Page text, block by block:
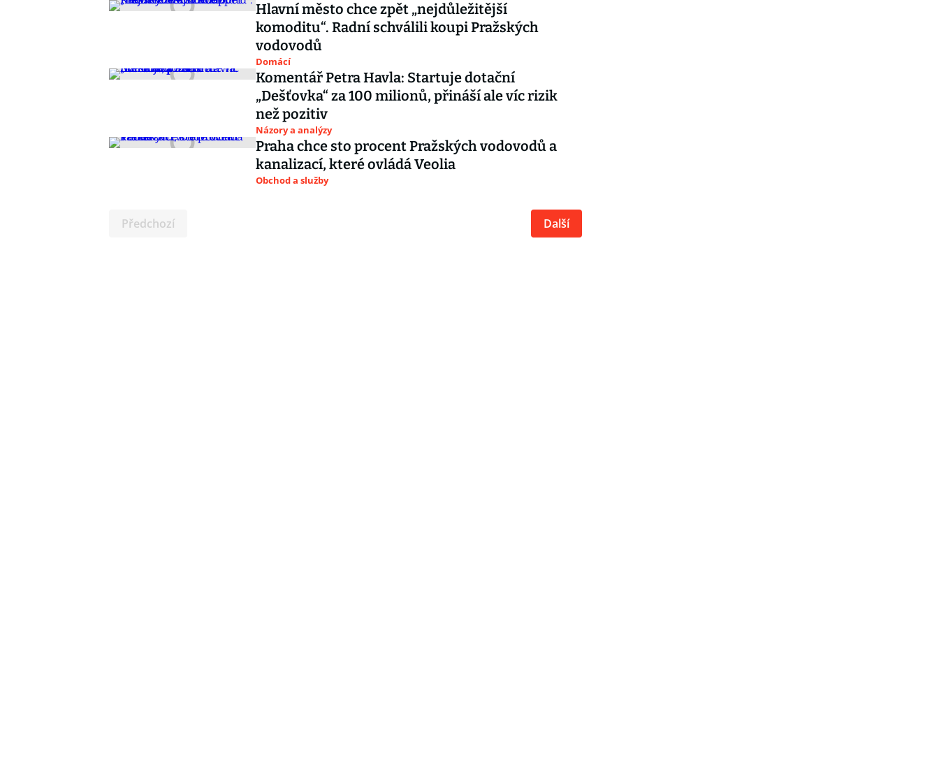
Hlavní město chce zpět „nejdůležitější
komoditu“. Radní schválili koupi Pražských
vodovodů
Domácí
Komentář Petra Havla: Startuje dotační
„Dešťovka“ za 100 milionů, přináší ale víc rizik
než pozitiv
Názory a analýzy
Praha chce sto procent Pražských vodovodů a
kanalizací, které ovládá Veolia
Obchod a služby
Předchozí Další